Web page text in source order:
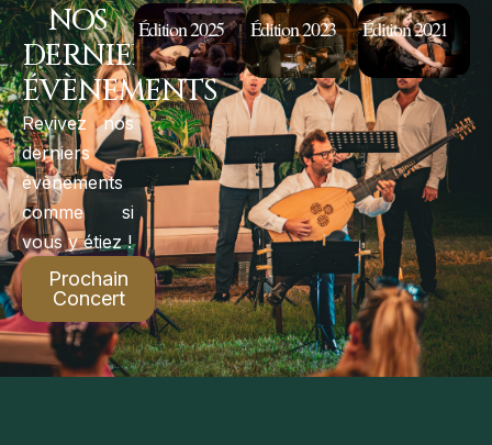
NOS
DERNIERS
ÉVÈNEMENTS
Revivez nos
derniers
évènements
comme si
vous y étiez !
Prochain
Concert
Édition 2025 Édition 2023 Édition 2021